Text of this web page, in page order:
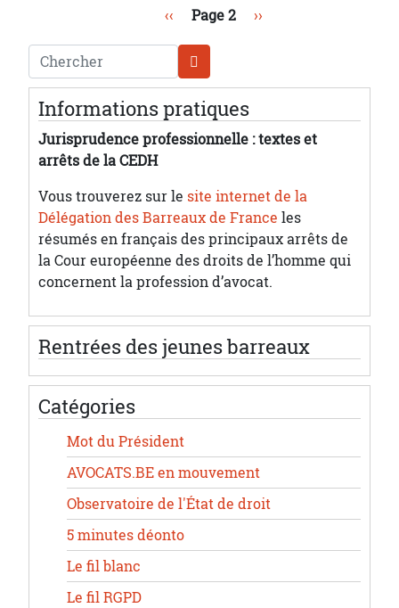
Page précédente
‹‹ Page 2 Page suivante
››
Chercher
Informations pratiques
Jurisprudence professionnelle : textes et
arrêts de la CEDH
Vous trouverez sur le site internet de la
Délégation des Barreaux de France les
résumés en français des principaux arrêts de
la Cour européenne des droits de l’homme qui
concernent la profession d’avocat.
Rentrées des jeunes barreaux
Catégories
Mot du Président
AVOCATS.BE en mouvement
Observatoire de l'État de droit
5 minutes déonto
Le fil blanc
Le fil RGPD